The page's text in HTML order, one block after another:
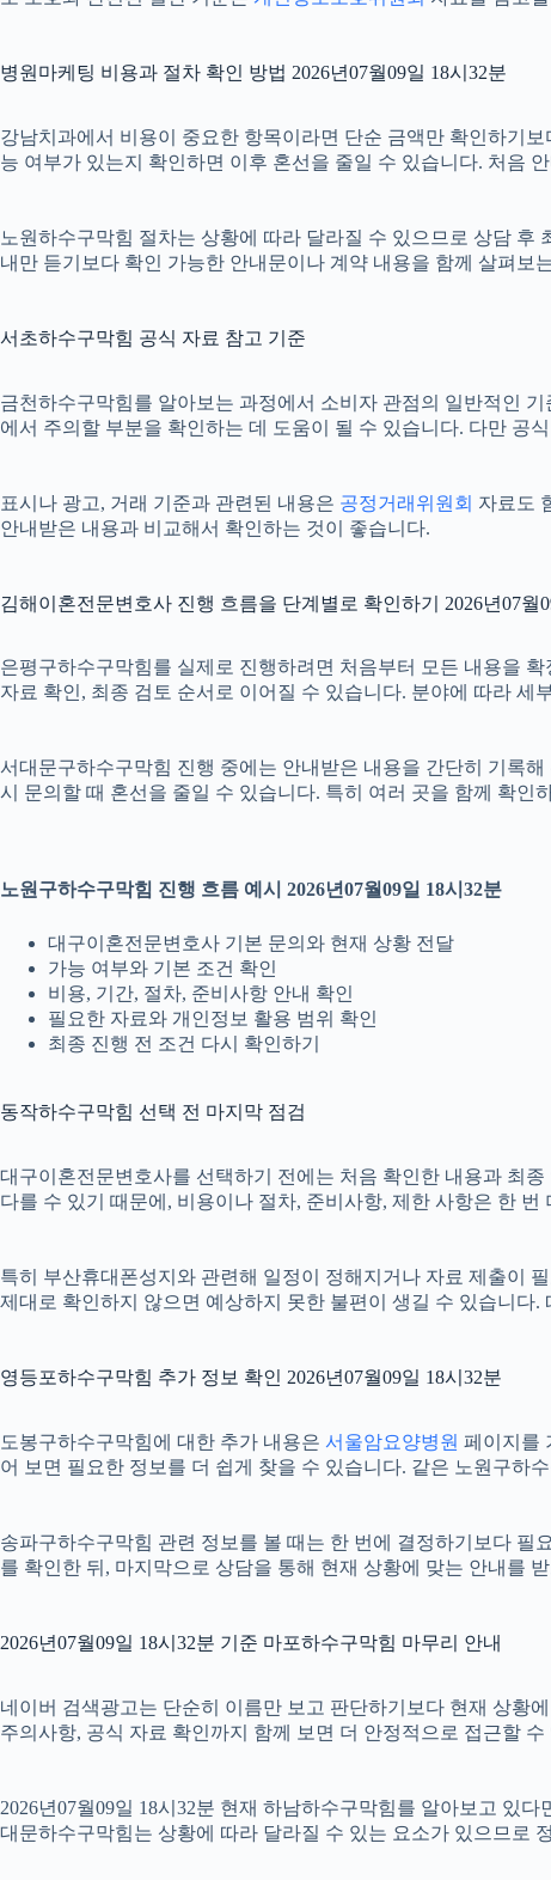
병원마케팅 비용과 절차 확인 방법 2026년07월09일 18시32분
강남치과에서 비용이 중요한 항목이라면 단순 금액만 확인하기
능 여부가 있는지 확인하면 이후 혼선을 줄일 수 있습니다. 처음
노원하수구막힘 절차는 상황에 따라 달라질 수 있으므로 상담 후
내만 듣기보다 확인 가능한 안내문이나 계약 내용을 함께 살펴보
서초하수구막힘 공식 자료 참고 기준
금천하수구막힘를 알아보는 과정에서 소비자 관점의 일반적인 기
에서 주의할 부분을 확인하는 데 도움이 될 수 있습니다. 다만 공
표시나 광고, 거래 기준과 관련된 내용은 공정거래위원회 자료도
안내받은 내용과 비교해서 확인하는 것이 좋습니다.
김해이혼전문변호사 진행 흐름을 단계별로 확인하기 2026년07월
은평구하수구막힘를 실제로 진행하려면 처음부터 모든 내용을
자료 확인, 최종 검토 순서로 이어질 수 있습니다. 분야에 따라
서대문구하수구막힘 진행 중에는 안내받은 내용을 간단히 기록
시 문의할 때 혼선을 줄일 수 있습니다. 특히 여러 곳을 함께 확인
노원구하수구막힘 진행 흐름 예시 2026년07월09일 18시32분
대구이혼전문변호사 기본 문의와 현재 상황 전달
가능 여부와 기본 조건 확인
비용, 기간, 절차, 준비사항 안내 확인
필요한 자료와 개인정보 활용 범위 확인
최종 진행 전 조건 다시 확인하기
동작하수구막힘 선택 전 마지막 점검
대구이혼전문변호사를 선택하기 전에는 처음 확인한 내용과 최
다를 수 있기 때문에, 비용이나 절차, 준비사항, 제한 사항은 한 번
특히 부산휴대폰성지와 관련해 일정이 정해지거나 자료 제출이
제대로 확인하지 않으면 예상하지 못한 불편이 생길 수 있습니다
영등포하수구막힘 추가 정보 확인 2026년07월09일 18시32분
도봉구하수구막힘에 대한 추가 내용은 서울암요양병원 페이지를
어 보면 필요한 정보를 더 쉽게 찾을 수 있습니다. 같은 노원구하
송파구하수구막힘 관련 정보를 볼 때는 한 번에 결정하기보다 필
를 확인한 뒤, 마지막으로 상담을 통해 현재 상황에 맞는 안내를
2026년07월09일 18시32분 기준 마포하수구막힘 마무리 안내
네이버 검색광고는 단순히 이름만 보고 판단하기보다 현재 상황
주의사항, 공식 자료 확인까지 함께 보면 더 안정적으로 접근할
2026년07월09일 18시32분 현재 하남하수구막힘를 알아보고 있
대문하수구막힘는 상황에 따라 달라질 수 있는 요소가 있으므로